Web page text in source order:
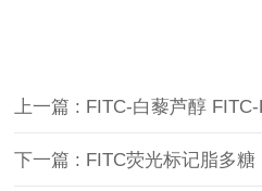
上一篇 : FITC-白藜芦醇